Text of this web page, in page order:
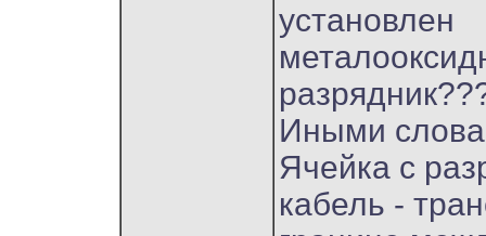
установлен
Иными
Ячейка с
кабель -